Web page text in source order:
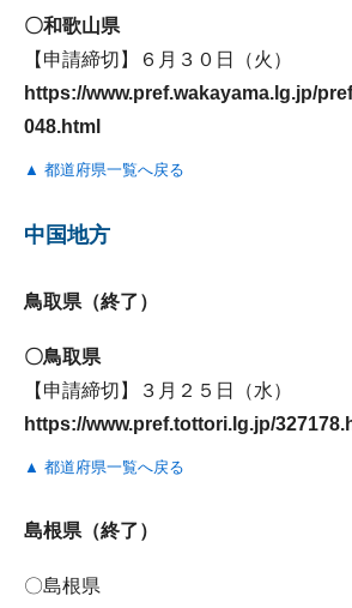
〇和歌山県
【申請締切】６月３０日（火）
https://www.pref.wakayama.lg.jp/
048.html
▲ 都道府県一覧へ戻る
中国地方
鳥取県（終了）
〇鳥取県
【申請締切】３月２５日（水）
https://www.pref.tottori.lg.jp/
▲ 都道府県一覧へ戻る
島根県（終了）
〇島根県